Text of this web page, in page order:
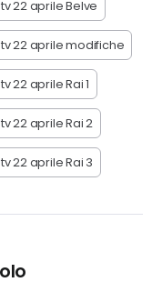
22 aprile Belve
22 aprile modifiche
22 aprile Rai 1
22 aprile Rai 2
22 aprile Rai 3